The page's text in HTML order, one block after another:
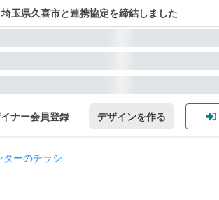
玉県久喜市と連携協定を締結しました
ナー会員登録 デザインを作る
ーのチラシ